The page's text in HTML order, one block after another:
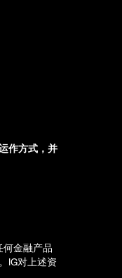
作方式，并
何金融产品
IG对上述资